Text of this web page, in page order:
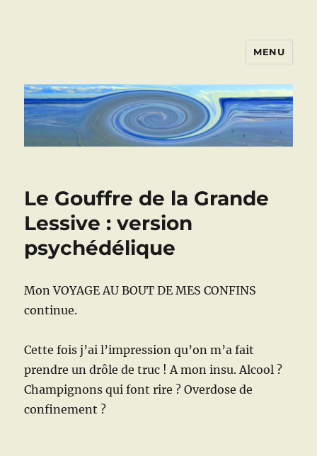
MENU
Le Gouffre de la Grande
Lessive : version
psychédélique
Mon VOYAGE AU BOUT DE MES CONFINS
continue.
Cette fois j’ai l’impression qu’on m’a fait
prendre un drôle de truc ! A mon insu. Alcool ?
Champignons qui font rire ? Overdose de
confinement ?